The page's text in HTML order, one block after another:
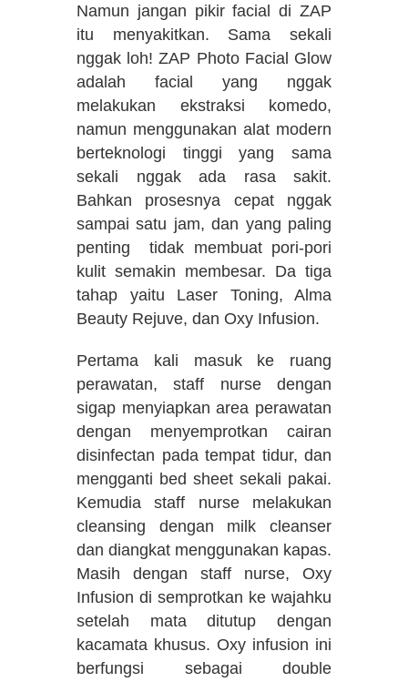
Namun jangan pikir facial di ZAP
itu menyakitkan. Sama sekali
nggak loh! ZAP Photo Facial Glow
adalah facial yang nggak
melakukan ekstraksi komedo,
namun menggunakan alat modern
berteknologi tinggi yang sama
sekali nggak ada rasa sakit.
Bahkan prosesnya cepat nggak
sampai satu jam, dan yang paling
penting tidak membuat pori-pori
kulit semakin membesar. Da tiga
tahap yaitu Laser Toning, Alma
Beauty Rejuve, dan Oxy Infusion.
Pertama kali masuk ke ruang
perawatan, staff nurse dengan
sigap menyiapkan area perawatan
dengan menyemprotkan cairan
disinfectan pada tempat tidur, dan
mengganti bed sheet sekali pakai.
Kemudia staff nurse melakukan
cleansing dengan milk cleanser
dan diangkat menggunakan kapas.
Masih dengan staff nurse, Oxy
Infusion di semprotkan ke wajahku
setelah mata ditutup dengan
kacamata khusus. Oxy infusion ini
berfungsi sebagai double